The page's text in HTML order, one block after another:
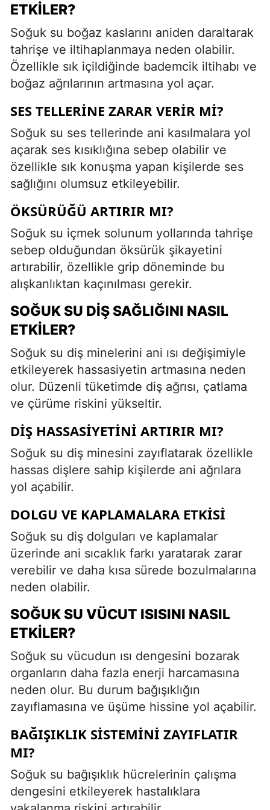
ETKILER?
Soğuk su boğaz kaslarını aniden daraltarak
tahrişe ve iltihaplanmaya neden olabilir.
Özellikle sık içildiğinde bademcik iltihabı ve
boğaz ağrılarının artmasına yol açar.
SES TELLERINE ZARAR VERIR MI?
Soğuk su ses tellerinde ani kasılmalara yol
açarak ses kısıklığına sebep olabilir ve
özellikle sık konuşma yapan kişilerde ses
sağlığını olumsuz etkileyebilir.
ÖKSÜRÜĞÜ ARTIRIR MI?
Soğuk su içmek solunum yollarında tahrişe
sebep olduğundan öksürük şikayetini
artırabilir, özellikle grip döneminde bu
alışkanlıktan kaçınılması gerekir.
SOĞUK SU DIŞ SAĞLIĞINI NASIL
ETKILER?
Soğuk su diş minelerini ani ısı değişimiyle
etkileyerek hassasiyetin artmasına neden
olur. Düzenli tüketimde diş ağrısı, çatlama
ve çürüme riskini yükseltir.
DIŞ HASSASIYETINI ARTIRIR MI?
Soğuk su diş minesini zayıflatarak özellikle
hassas dişlere sahip kişilerde ani ağrılara
yol açabilir.
DOLGU VE KAPLAMALARA ETKISI
Soğuk su diş dolguları ve kaplamalar
üzerinde ani sıcaklık farkı yaratarak zarar
verebilir ve daha kısa sürede bozulmalarına
neden olabilir.
SOĞUK SU VÜCUT ISISINI NASIL
ETKILER?
Soğuk su vücudun ısı dengesini bozarak
organların daha fazla enerji harcamasına
neden olur. Bu durum bağışıklığın
zayıflamasına ve üşüme hissine yol açabilir.
BAĞIŞIKLIK SISTEMINI ZAYIFLATIR
MI?
Soğuk su bağışıklık hücrelerinin çalışma
dengesini etkileyerek hastalıklara